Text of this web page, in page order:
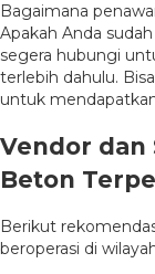
Bagaimana
Apakah Anda
segera hubungi
terlebih dahulu.
untuk
Vendor dan
Beton
Berikut
beroperasi di